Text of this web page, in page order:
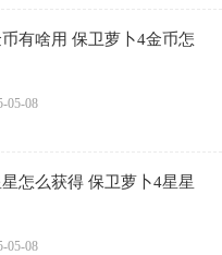
有啥用 保卫萝卜4金币怎
05-08
怎么获得 保卫萝卜4星星
05-08